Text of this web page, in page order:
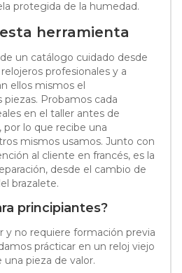
protegida de la humedad.
herramienta
un catálogo cuidado desde
profesionales y a
ellos mismos el
Probamos cada
en el taller antes de
por lo que recibe una
mismos usamos. Junto con
al cliente en francés, es la
desde el cambio de
brazalete.
principiantes?
y no requiere formación previa
prácticar en un reloj viejo
una pieza de valor.